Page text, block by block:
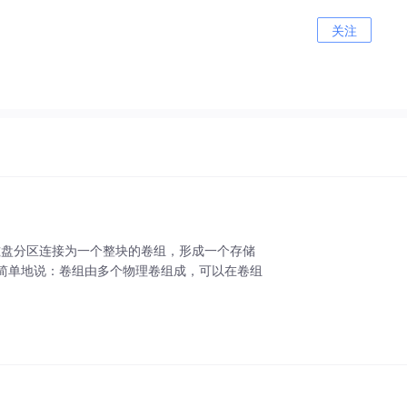
关注
分区连接为一个整块的卷组，形成一个存储
地说：卷组由多个物理卷组成，可以在卷组